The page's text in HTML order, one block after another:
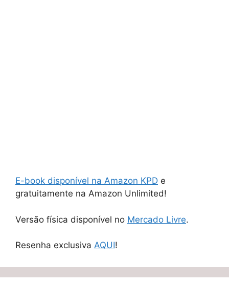
E-book disponível na Amazon KPD e
gratuitamente na Amazon Unlimited!
Versão física disponível no Mercado Livre.
Resenha exclusiva AQUI!